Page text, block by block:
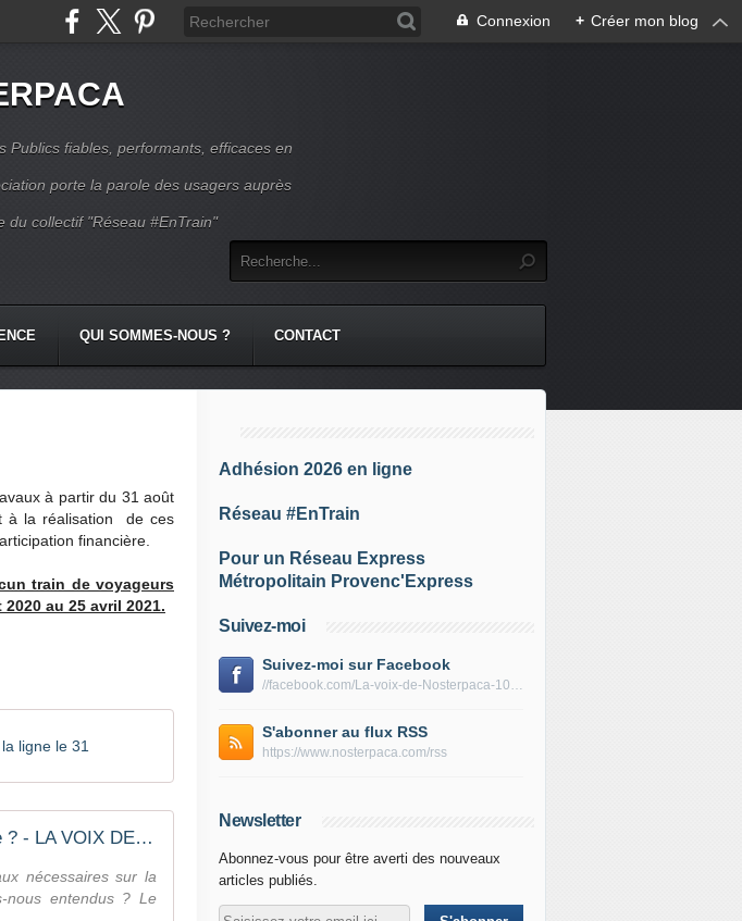
Connexion + Créer mon blog
Publics fiables, performants, efficaces en
porte la parole des usagers auprès
du collectif "Réseau #EnTrain"
QUI SOMMES-NOUS ? CONTACT
à partir du 31 août
à la réalisation de ces
financière.
train de voyageurs
au 25 avril 2021.
ligne le 31
Alerte entendue ? - LA VOIX DE NOSTERPACA
nécessaires sur la
nous entendus ? Le
Adhésion 2026 en ligne
Réseau #EnTrain
Pour un Réseau Express
Métropolitain Provenc'Express
Suivez-moi
Suivez-moi sur Facebook
//facebook.com/La-voix-de-Nosterpaca-106434384284735
S'abonner au flux RSS
https://www.nosterpaca.com/rss
Newsletter
Abonnez-vous pour être averti des nouveaux
articles publiés.